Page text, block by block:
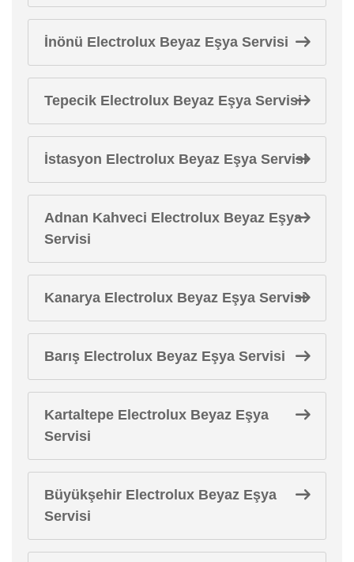
İnönü Electrolux Beyaz Eşya Servisi
Tepecik Electrolux Beyaz Eşya Servisi
İstasyon Electrolux Beyaz Eşya Servisi
Adnan Kahveci Electrolux Beyaz Eşya
Servisi
Kanarya Electrolux Beyaz Eşya Servisi
Barış Electrolux Beyaz Eşya Servisi
Kartaltepe Electrolux Beyaz Eşya
Servisi
Büyükşehir Electrolux Beyaz Eşya
Servisi